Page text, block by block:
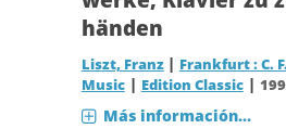
händen
Liszt, Franz | Frankfurt : C.
Music| Edition Classic|
Más información...